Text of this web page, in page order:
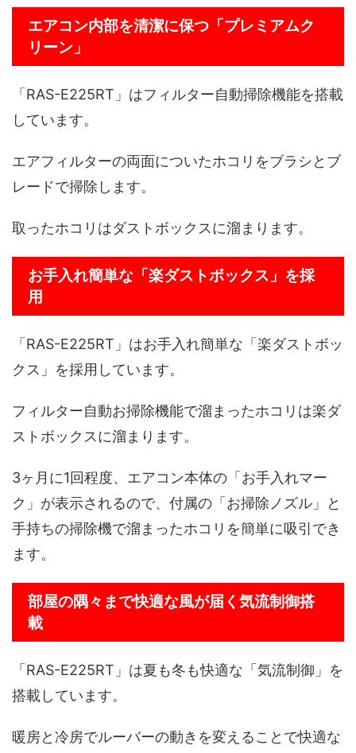
エアコン内部を清潔に保つ「プレミアムク
リーン」
「RAS-E225RT」はフィルター自動掃除機能を搭載
しています。
エアフィルターの両面についたホコリをブラシとブ
レードで掃除します。
取ったホコリはダストボックスに溜まります。
お手入れ簡単な「楽ダストボックス」を採
用
「RAS-E225RT」はお手入れ簡単な「楽ダストボッ
クス」を採用しています。
フィルター自動お掃除機能で溜まったホコリは楽ダ
ストボックスに溜まります。
3ヶ月に1回程度、エアコン本体の「お手入れマー
ク」が表示されるので、付属の「お掃除ノズル」と
手持ちの掃除機で溜まったホコリを簡単に吸引でき
ます。
部屋の隅々まで快適な風が届く気流制御搭
載
「RAS-E225RT」は夏も冬も快適な「気流制御」を
搭載しています。
暖房と冷房でルーバーの動きを変えることで快適な